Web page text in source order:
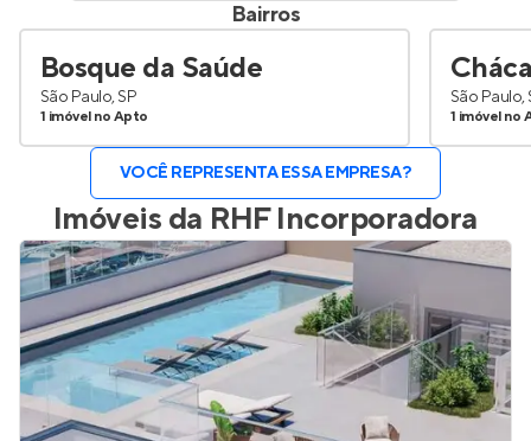
Bairros
Bosque da Saúde
São Paulo, SP
1 imóvel no Apto
São Paulo,
1 imóvel no
VOCÊ REPRESENTA ESSA EMPRESA?
Imóveis da RHF Incorporadora